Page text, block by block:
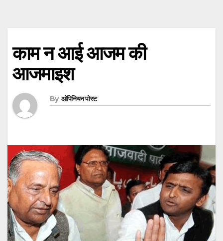
काम न आई आजम की
आजमाइश
By ओपिनियन पोस्ट